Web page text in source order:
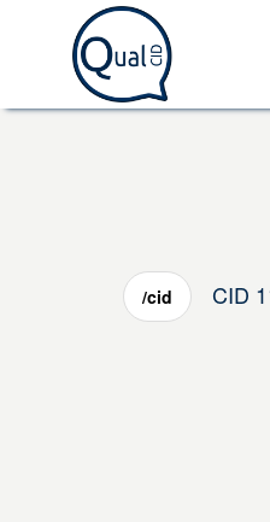
/cid CID